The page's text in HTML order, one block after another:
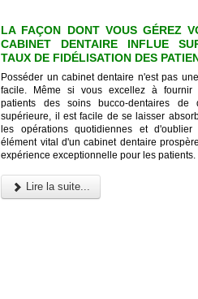
LA FAÇON DONT VOUS GÉREZ
CABINET DENTAIRE INFLUE
TAUX DE FIDÉLISATION DES
Posséder un cabinet dentaire n'est pas
facile. Même si vous excellez à fournir
patients des soins bucco-dentaires de
supérieure, il est facile de se laisser
les opérations quotidiennes et d'oublier
élément vital d'un cabinet dentaire
expérience exceptionnelle pour les patients.
Lire la suite...